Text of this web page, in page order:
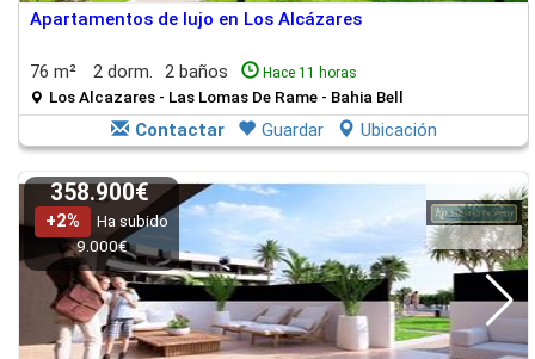
Apartamentos de lujo en Los Alcázares
76 m² 2 dorm. 2 baños Hace 11 horas
Los Alcazares - Las Lomas De Rame - Bahia Bell
Contactar Guardar Ubicación
358.900€
+2%
Ha subido
9.000€